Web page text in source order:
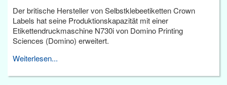
Der britische Hersteller von Selbstklebeetiketten Crown
Labels hat seine Produktionskapazität mit einer
Etikettendruckmaschine N730i von Domino Printing
Sciences (Domino) erweitert.
Weiterlesen...